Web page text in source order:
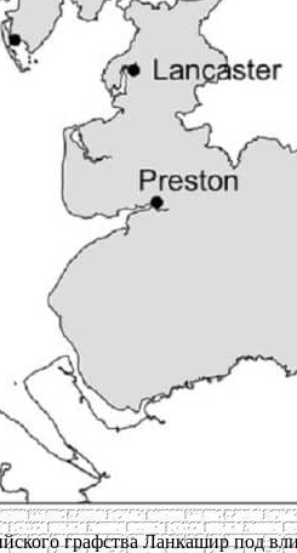
графства Ланкашир под